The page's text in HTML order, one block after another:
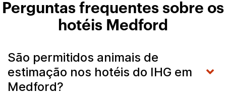
Perguntas frequentes sobre os
hotéis Medford
São permitidos animais de
estimação nos hotéis do IHG em
Medford?